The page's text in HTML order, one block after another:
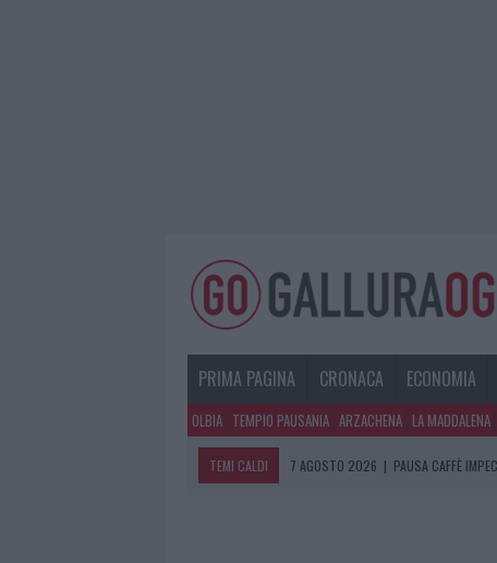
PRIMA PAGINA CRONACA ECONOMIA
OLBIA TEMPIO PAUSANIA ARZACHENA LA MADDALENA
TEMI CALDI 7 AGOSTO 2026 | PAUSA CAFFÈ